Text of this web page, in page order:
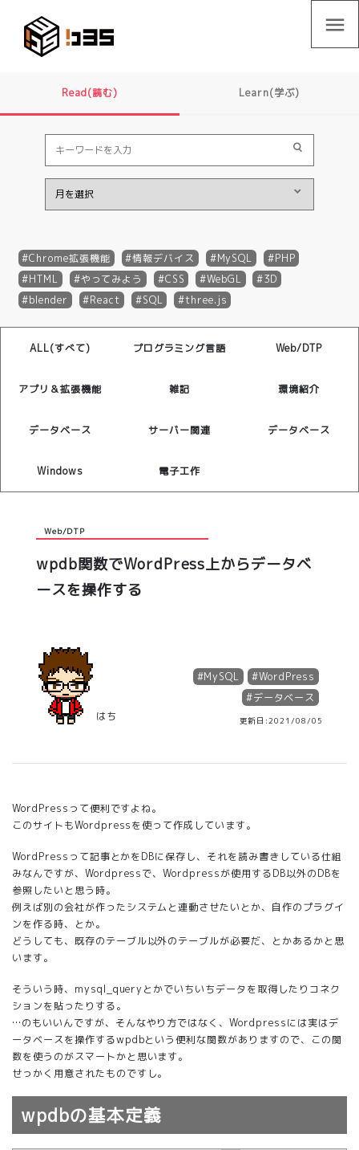
menu
Read(読む) Learn(学ぶ)
Chrome拡張機能 情報デバイス MySQL
PHP
HTML
やってみよう CSS WebGL
3D
blender
React SQL three.js
ALL(すべて) プログラミング言語 Web/DTP
アプリ＆拡張機能 雑記 環境紹介
データベース サーバー関連 データベース
Windows 電子工作
Web/DTP
wpdb関数でWordPress上からデータベ
ースを操作する
はち
#MySQL #WordPress
#データベース
更新日:2021/08/05
WordPressって便利ですよね。
このサイトもWordpressを使って作成しています。
WordPressって記事とかをDBに保存し、それを読み書きしている仕組
みなんですが、Wordpressで、Wordpressが使用するDB以外のDBを
参照したいと思う時。
例えば別の会社が作ったシステムと連動させたいとか、自作のプラグイ
ンを作る時、とか。
どうしても、既存のテーブル以外のテーブルが必要だ、とかあるかと思
います。
そういう時、mysql_queryとかでいちいちデータを取得したりコネク
ションを貼ったりする。
…のもいいんですが、そんなやり方ではなく、Wordpressには実はデ
ータベースを操作するwpdbという便利な関数がありますので、この関
数を使うのがスマートかと思います。
せっかく用意されたものですし。
wpdbの基本定義